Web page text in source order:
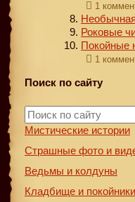
1
Роковые
Покойные
1
Поиск по сайту
Мистические истории
Страшные фото и
Ведьмы и колдуны
Кладбище и покойники